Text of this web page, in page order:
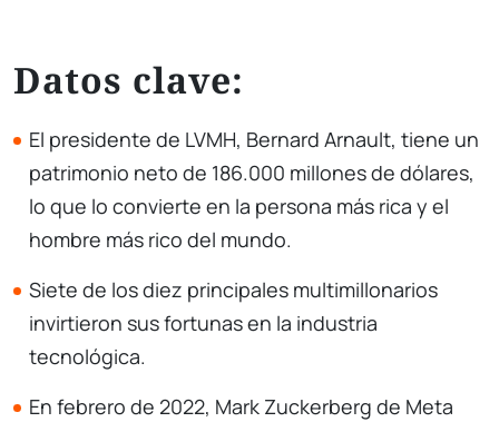
Datos clave:
El presidente de LVMH, Bernard Arnault, tiene un
patrimonio neto de 186.000 millones de dólares,
lo que lo convierte en la persona más rica y el
hombre más rico del mundo.
Siete de los diez principales multimillonarios
invirtieron sus fortunas en la industria
tecnológica.
En febrero de 2022, Mark Zuckerberg de Meta